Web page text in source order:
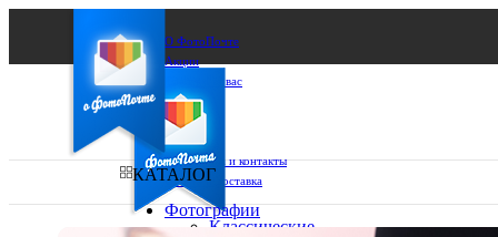
О ФотоПочте
Акции
Сделаем за вас
Бизнесу
FAQ
Франшиза
Поддержка и контакты
Оплата и доставка
КАТАЛОГ
Фотографии
Классические